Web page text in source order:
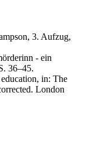
3. Aufzug,
- ein
36–45.
in: The
London